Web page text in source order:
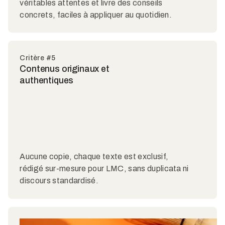
véritables attentes et livre des conseils
concrets, faciles à appliquer au quotidien.
Critère #5
Contenus originaux et
authentiques
Aucune copie, chaque texte est exclusif,
rédigé sur-mesure pour LMC, sans duplicata ni
discours standardisé.